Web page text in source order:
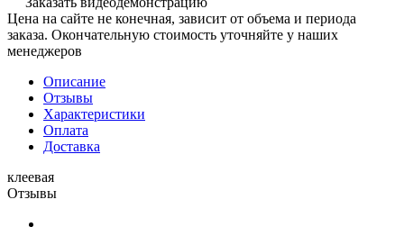
Цена на сайте не конечная, зависит от объема и периода
заказа. Окончательную стоимость уточняйте у наших
менеджеров
Описание
Отзывы
Характеристики
Оплата
Доставка
клеевая
Отзывы